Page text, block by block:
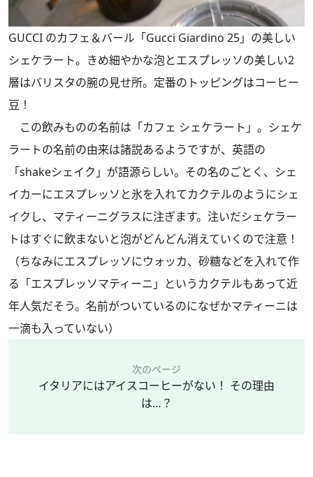
GUCCI のカフェ＆バール「Gucci Giardino 25」の美しい
シェケラート。きめ細やかな泡とエスプレッソの美しい2
層はバリスタの腕の見せ所。定番のトッピングはコーヒー
豆！
この飲みものの名前は「カフェ シェケラート」。シェケ
ラートの名前の由来は諸説あるようですが、英語の
「shakeシェイク」が語源らしい。その名のごとく、シェ
イカーにエスプレッソと氷を入れてカクテルのようにシェ
イクし、マティーニグラスに注ぎます。注いだシェケラー
トはすぐに飲まないと泡がどんどん消えていくので注意！
（ちなみにエスプレッソにウォッカ、砂糖などを入れて作
る「エスプレッソマティーニ」というカクテルもあって近
年人気だそう。名前がついているのになぜかマティーニは
一滴も入っていない）
次のページ
イタリアにはアイスコーヒーがない！ その理由
は…？